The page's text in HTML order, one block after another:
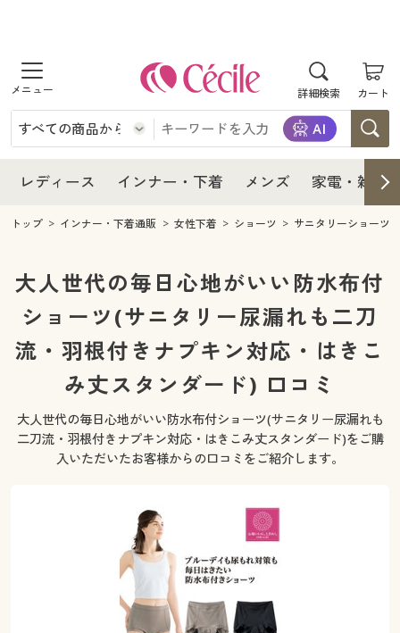
詳細検索 カート
商品を探す
レディース
レディースファッション
女性下着
インナー・下着
インナー・下着通販すべて
女性下着
メンズ下着
ジュニア・ティーンズ下着
メンズ
メンズ通販すべて
メンズファッション
家電・雑貨
家電・雑貨すべて
キッチン・雑貨・日用品
寝具・インテリア・家具
家具・収納
寝具・ベッド
カーテン・ラグ・ファブリック
美容・健康通販すべて
美容・健康・サプリメント
制服・スクール
制服・スクールすべて
ジュニア・ティーンズ下着
大きいサイズ
大きいサイズ通販すべて
大きいサイズ レディース服
大きいサイズ レディース下着
シークレットセール
商品カテゴリ一覧
レディース インナー・下着 メンズ 家電・雑貨
レディース
レディース通販すべて
レディースファッション
インナー・下着
インナー・下着通販すべて
ジュニア・ティーンズ下着
メンズ
メンズ下着
家電
キッチン・雑貨・日用品
寝具・インテリア・家具通販すべて
家具・収納
寝具・ベッド
カーテン・ラグ・ファブリック
美容・健康
美容・健康通販すべて
美容・健康・サプリメント
制服・スクール
制服・スクールすべて
制服・学生服
ジュニア・ティーンズ下着
大きいサイズ
大きいサイズ通販すべて
大きいサイズ レディース服
大きいサイズ レディース下着
大きいサイズ メンズ
バーゲン
シークレットセール
商品カテゴリ一覧
トップ インナー・下着通販 女性下着 ショーツ サニタリーショーツ
大人世代の毎日心地がいい防水布付
ショーツ(サニタリー尿漏れも二刀
流・羽根付きナプキン対応・はきこ
み丈スタンダード) 口コミ
大人世代の毎日心地がいい防水布付ショーツ(サニタリー尿漏れも
二刀流・羽根付きナプキン対応・はきこみ丈スタンダード)をご購
入いただいたお客様からの口コミをご紹介します。